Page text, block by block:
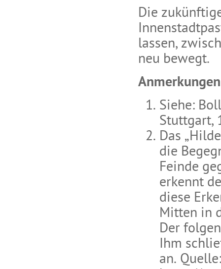
Die
lassen,
neu bewegt.
Siehe:
Stuttgart,
Das
die
Feinde
erkennt
diese
Mitten in
Der
Ihm
an. Quelle: